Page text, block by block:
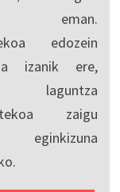
eman.
edozein
izanik ere,
laguntza
zaigu